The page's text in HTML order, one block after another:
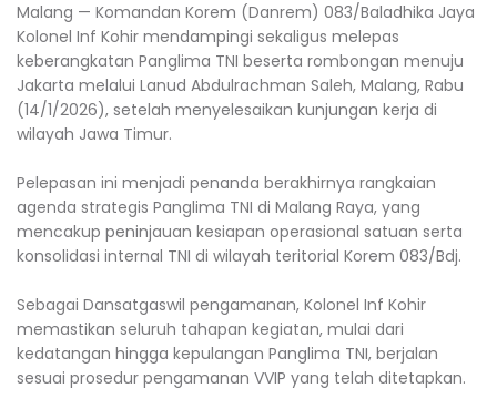
Malang — Komandan Korem (Danrem) 083/Baladhika Jaya
Kolonel Inf Kohir mendampingi sekaligus melepas
keberangkatan Panglima TNI beserta rombongan menuju
Jakarta melalui Lanud Abdulrachman Saleh, Malang, Rabu
(14/1/2026), setelah menyelesaikan kunjungan kerja di
wilayah Jawa Timur.
Pelepasan ini menjadi penanda berakhirnya rangkaian
agenda strategis Panglima TNI di Malang Raya, yang
mencakup peninjauan kesiapan operasional satuan serta
konsolidasi internal TNI di wilayah teritorial Korem 083/Bdj.
Sebagai Dansatgaswil pengamanan, Kolonel Inf Kohir
memastikan seluruh tahapan kegiatan, mulai dari
kedatangan hingga kepulangan Panglima TNI, berjalan
sesuai prosedur pengamanan VVIP yang telah ditetapkan.